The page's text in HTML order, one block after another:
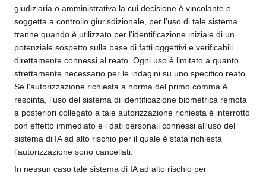
giudiziaria o amministrativa la cui decisione è vincolante e
soggetta a controllo giurisdizionale, per l'uso di tale sistema,
tranne quando è utilizzato per l'identificazione iniziale di un
potenziale sospetto sulla base di fatti oggettivi e verificabili
direttamente connessi al reato. Ogni uso è limitato a quanto
strettamente necessario per le indagini su uno specifico reato.
Se l'autorizzazione richiesta a norma del primo comma è
respinta, l'uso del sistema di identificazione biometrica remota
a posteriori collegato a tale autorizzazione richiesta è interrotto
con effetto immediato e i dati personali connessi all'uso del
sistema di IA ad alto rischio per il quale è stata richiesta
l'autorizzazione sono cancellati.
In nessun caso tale sistema di IA ad alto rischio per